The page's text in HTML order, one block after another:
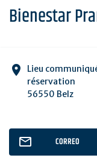
Bienestar
Lieu
réservation
56550 Belz
CORREO